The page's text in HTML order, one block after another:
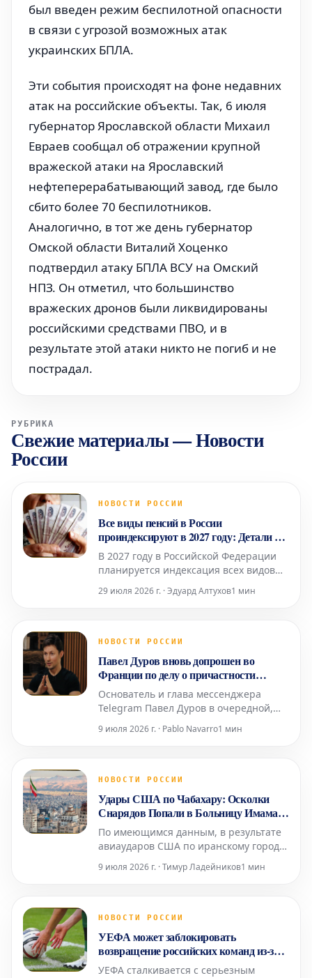
был введен режим беспилотной опасности
в связи с угрозой возможных атак
украинских БПЛА.
Эти события происходят на фоне недавних
атак на российские объекты. Так, 6 июля
губернатор Ярославской области Михаил
Евраев сообщал об отражении крупной
вражеской атаки на Ярославский
нефтеперерабатывающий завод, где было
сбито более 70 беспилотников.
Аналогично, в тот же день губернатор
Омской области Виталий Хоценко
подтвердил атаку БПЛА ВСУ на Омский
НПЗ. Он отметил, что большинство
вражеских дронов были ликвидированы
российскими средствами ПВО, и в
результате этой атаки никто не погиб и не
пострадал.
РУБРИКА
Свежие материалы—Новости
России
НОВОСТИ РОССИИ
Все виды пенсий в России
проиндексируют в 2027 году: Детали от
эксперта
В 2027 году в Российской Федерации
планируется индексация всех видов
сроки и механизмы их осуществления
Об этом сообщила Людмила Иванова-
Торгово-промышленной пал
29 июля 2026 г. · Эдуард Алтухов1 мин
НОВОСТИ РОССИИ
Павел Дуров вновь допрошен во
Франции по делу о причастности
Telegram к преступной деятельности
Основатель и глава мессенджера
Telegram Павел Дуров в очередной,
Париже. Это произошло в среду, 8
агентство AFP. Следственные судьи,
причастности его платформы к про
9 июля 2026 г. · Pablo Navarro1 мин
НОВОСТИ РОССИИ
Удары США по Чабахару: Осколки
Снарядов Попали в Больницу Имама
Али
По имеющимся данным, в результате
авиаударов США по иранскому городу
местную больницу Имама Али.
медицинского учреждения пока не
взрывах в нескольких иранских
городах, вкл
9 июля 2026 г. · Тимур Ладейников1 мин
НОВОСТИ РОССИИ
УЕФА может заблокировать
возвращение российских команд из-за
давления трех стран
УЕФА сталкивается с серьезным